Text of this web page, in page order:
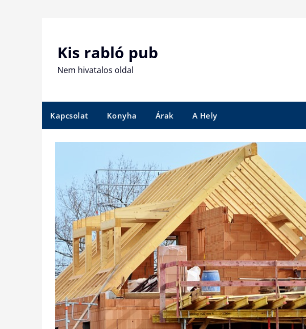
Kis rabló pub
Nem hivatalos oldal
Kapcsolat Konyha Árak A Hely